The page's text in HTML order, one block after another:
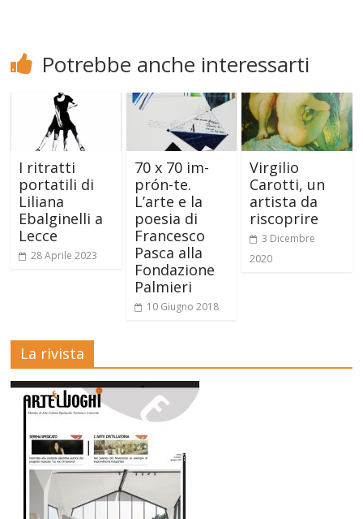
Potrebbe anche interessarti
I ritratti
portatili di
Liliana
Ebalginelli a
Lecce
28 Aprile 2023
70 x 70 im-
prón-te.
L’arte e la
poesia di
Francesco
Pasca alla
Fondazione
Palmieri
10 Giugno 2018
Virgilio
Carotti, un
artista da
riscoprire
3 Dicembre
2020
La rivista